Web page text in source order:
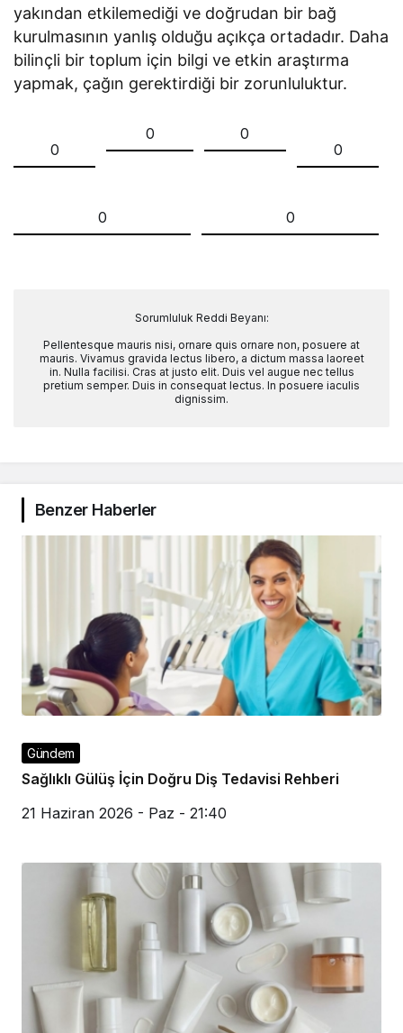
yakından etkilemediği ve doğrudan bir bağ
kurulmasının yanlış olduğu açıkça ortadadır. Daha
bilinçli bir toplum için bilgi ve etkin araştırma
yapmak, çağın gerektirdiği bir zorunluluktur.
0
0
0
0
0 0
Sorumluluk Reddi Beyanı:
Pellentesque mauris nisi, ornare quis ornare non, posuere at
mauris. Vivamus gravida lectus libero, a dictum massa laoreet
in. Nulla facilisi. Cras at justo elit. Duis vel augue nec tellus
pretium semper. Duis in consequat lectus. In posuere iaculis
dignissim.
Benzer Haberler
Gündem
Sağlıklı Gülüş İçin Doğru Diş Tedavisi Rehberi
21 Haziran 2026 - Paz - 21:40